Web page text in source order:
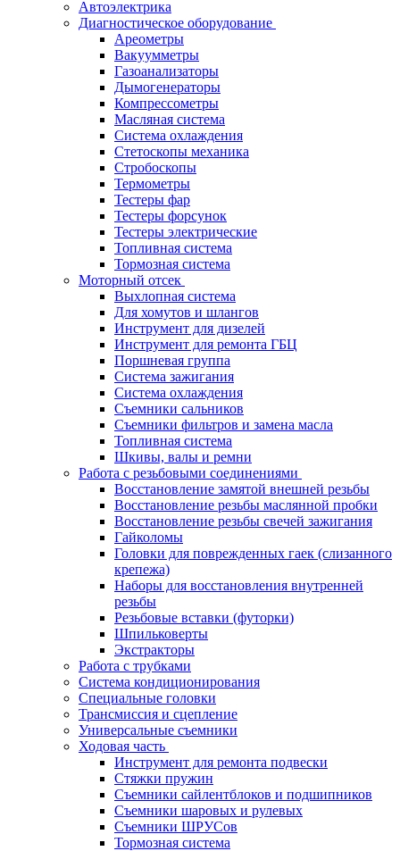
Автоэлектрика
Диагностическое оборудование
Ареометры
Вакуумметры
Газоанализаторы
Дымогенераторы
Компрессометры
Масляная система
Система охлаждения
Стетоскопы механика
Стробоскопы
Термометры
Тестеры фар
Тестеры форсунок
Тестеры электрические
Топливная система
Тормозная система
Моторный отсек
Выхлопная система
Для хомутов и шлангов
Инструмент для дизелей
Инструмент для ремонта ГБЦ
Поршневая группа
Система зажигания
Система охлаждения
Съемники сальников
Съемники фильтров и замена масла
Топливная система
Шкивы, валы и ремни
Работа с резьбовыми соединениями
Восстановление замятой внешней резьбы
Восстановление резьбы маслянной пробки
Восстановление резьбы свечей зажигания
Гайколомы
Головки для поврежденных гаек (слизанного
крепежа)
Наборы для восстановления внутренней
резьбы
Резьбовые вставки (футорки)
Шпильковерты
Экстракторы
Работа с трубками
Система кондиционирования
Специальные головки
Трансмиссия и сцепление
Универсальные съемники
Ходовая часть
Инструмент для ремонта подвески
Стяжки пружин
Съемники сайлентблоков и подшипников
Съемники шаровых и рулевых
Съемники ШРУСов
Тормозная система